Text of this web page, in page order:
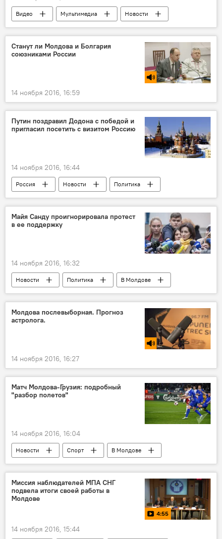
Видео Мультимедиа
Новости
Кишинев
Республика Молдова
протест
Станут ли Молдова и Болгария
союзниками России
14 ноября 2016, 16:59
Путин поздравил Додона с победой и
пригласил посетить с визитом Россию
14 ноября 2016, 16:44
Россия Новости
Политика
В Молдове
Россия
Республика Молдова
избрание
Майя Санду проигнорировала протест
в ее поддержку
14 ноября 2016, 16:32
Новости Политика
В Молдове
Кишинев
Майя Санду
нарушения
голосование
протест выборы
Молдова послевыборная. Прогноз
астролога.
14 ноября 2016, 16:27
Матч Молдова-Грузия: подробный
"разбор полетов"
14 ноября 2016, 16:04
Новости Спорт
В Молдове
Грузия
Республика Молдова
матч
игра
Футбол
Миссия наблюдателей МПА СНГ
подвела итоги своей работы в
Молдове
4:55
14 ноября 2016, 15:44